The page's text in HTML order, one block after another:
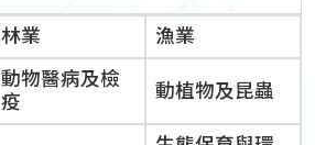
林業 漁業
動物醫病及檢
疫
動植物及昆蟲